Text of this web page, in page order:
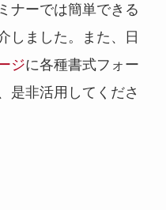
ナーでは簡単できる
しました。また、日
ジに各種書式フォー
是非活用してくださ